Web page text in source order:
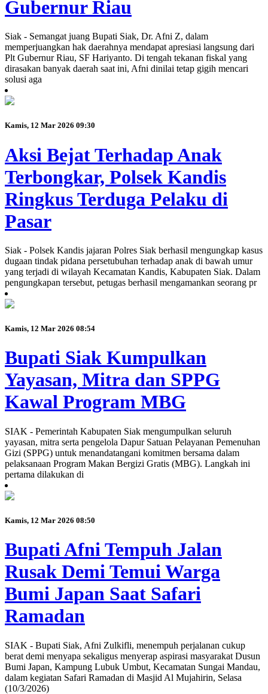
Gubernur Riau
Siak - Semangat juang Bupati Siak, Dr. Afni Z, dalam
memperjuangkan hak daerahnya mendapat apresiasi langsung dari
Plt Gubernur Riau, SF Hariyanto. Di tengah tekanan fiskal yang
dirasakan banyak daerah saat ini, Afni dinilai tetap gigih mencari
solusi aga
Kamis, 12 Mar 2026 09:30
Aksi Bejat Terhadap Anak
Terbongkar, Polsek Kandis
Ringkus Terduga Pelaku di
Pasar
Siak - Polsek Kandis jajaran Polres Siak berhasil mengungkap kasus
dugaan tindak pidana persetubuhan terhadap anak di bawah umur
yang terjadi di wilayah Kecamatan Kandis, Kabupaten Siak. Dalam
pengungkapan tersebut, petugas berhasil mengamankan seorang pr
Kamis, 12 Mar 2026 08:54
Bupati Siak Kumpulkan
Yayasan, Mitra dan SPPG
Kawal Program MBG
SIAK - Pemerintah Kabupaten Siak mengumpulkan seluruh
yayasan, mitra serta pengelola Dapur Satuan Pelayanan Pemenuhan
Gizi (SPPG) untuk menandatangani komitmen bersama dalam
pelaksanaan Program Makan Bergizi Gratis (MBG). Langkah ini
pertama dilakukan di
Kamis, 12 Mar 2026 08:50
Bupati Afni Tempuh Jalan
Rusak Demi Temui Warga
Bumi Japan Saat Safari
Ramadan
SIAK - Bupati Siak, Afni Zulkifli, menempuh perjalanan cukup
berat demi menyapa sekaligus menyerap aspirasi masyarakat Dusun
Bumi Japan, Kampung Lubuk Umbut, Kecamatan Sungai Mandau,
dalam kegiatan Safari Ramadan di Masjid Al Mujahirin, Selasa
(10/3/2026)